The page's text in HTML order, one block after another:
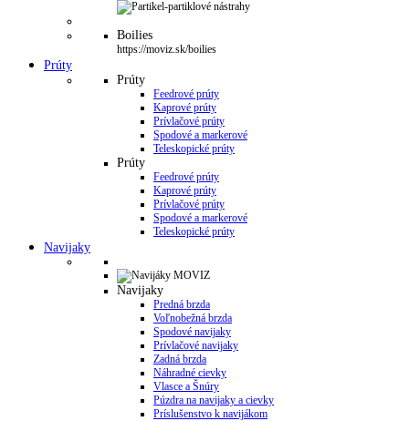
Boilies
https://moviz.sk/boilies
Prúty
Prúty
Feedrové prúty
Kaprové prúty
Prívlačové prúty
Spodové a markerové
Teleskopické prúty
Prúty
Feedrové prúty
Kaprové prúty
Prívlačové prúty
Spodové a markerové
Teleskopické prúty
Navijaky
Navijaky
Predná brzda
Voľnobežná brzda
Spodové navijaky
Prívlačové navijaky
Zadná brzda
Náhradné cievky
Vlasce a Šnúry
Púzdra na navijaky a cievky
Príslušenstvo k navijákom